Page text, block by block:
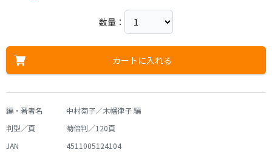
数量：
カートに入れる
編・著者名
中村菊子／木幡律子 編
判型／頁
菊倍判／120頁
JAN
4511005124104